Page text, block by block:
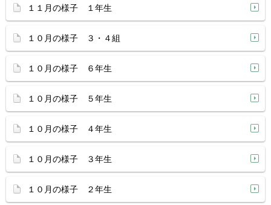
１１月の様子 １年生
１０月の様子 ３・４組
１０月の様子 ６年生
１０月の様子 ５年生
１０月の様子 ４年生
１０月の様子 ３年生
１０月の様子 ２年生